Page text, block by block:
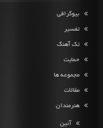
بیوگرافی
تفسیر
تک آهنگ
حمایت
مجموعه ها
مقالات
هنرمندان
آئین